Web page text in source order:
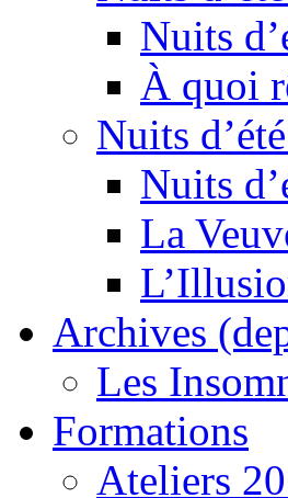
Nuits
À quoi
Nuits
Nuits
La
Archives
Les
Formations
Ateliers